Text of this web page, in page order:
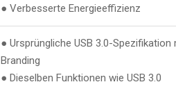
● Verbesserte Energieeffizienz
● Ursprüngliche USB 3.0-Spezifikation
Branding
● Dieselben Funktionen wie USB 3.0